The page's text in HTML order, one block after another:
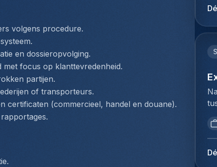
volgens procedure.
en dossieropvolging.
met focus op klanttevredenheid.
partijen.
of transporteurs.
certificaten (commercieel, handel en douane).
rapportages.